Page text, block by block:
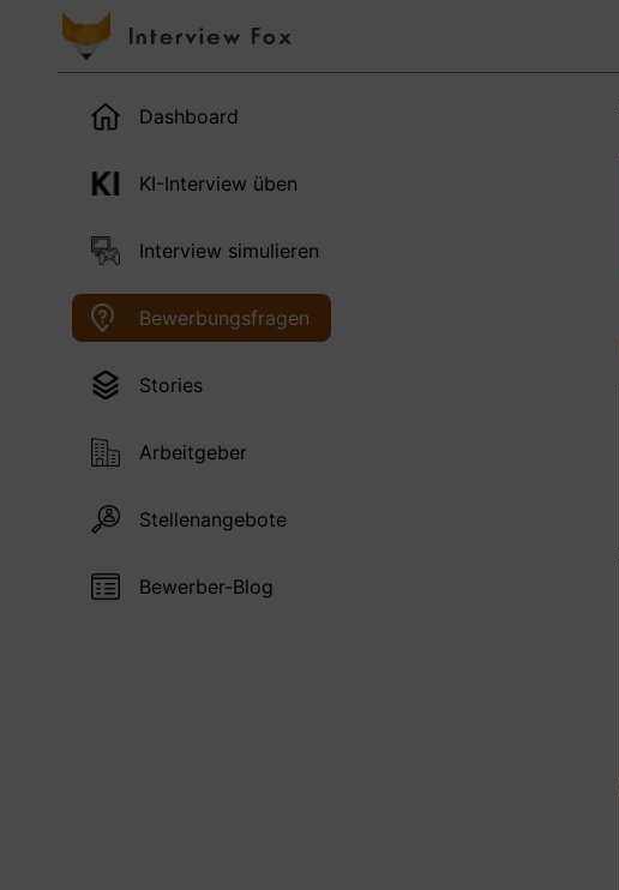
Dashboard
KI-Interview üben
Interview simulieren
Bewerbungsfragen
Stories
Arbeitgeber
Stellenangebote
Bewerber-Blog